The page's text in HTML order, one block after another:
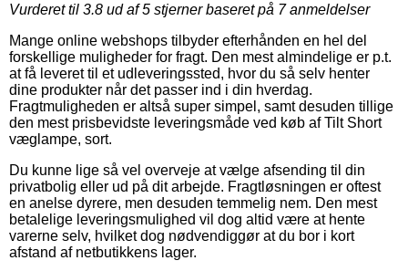
Vurderet til 3.8 ud af 5 stjerner baseret på 7anmeldelser
Mange online webshops tilbyder efterhånden en hel del
forskellige muligheder for fragt. Den mest almindelige er p.t.
at få leveret til et udleveringssted, hvor du så selv henter
dine produkter når det passer ind i din hverdag.
Fragtmuligheden er altså super simpel, samt desuden tillige
den mest prisbevidste leveringsmåde ved køb af Tilt Short
væglampe, sort.
Du kunne lige så vel overveje at vælge afsending til din
privatbolig eller ud på dit arbejde. Fragtløsningen er oftest
en anelse dyrere, men desuden temmelig nem. Den mest
betalelige leveringsmulighed vil dog altid være at hente
varerne selv, hvilket dog nødvendiggør at du bor i kort
afstand af netbutikkens lager.